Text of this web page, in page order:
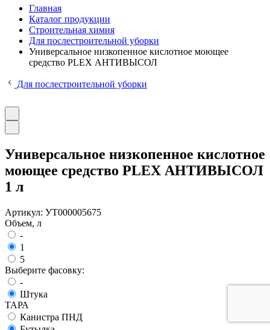
Главная
Каталог продукции
Строительная химия
Для послестроительной уборки
Универсальное низкопенное кислотное моющее
средство PLEX АНТИВЫСОЛ
Для послестроительной уборки
Универсальное низкопенное кислотное
моющее средство PLEX АНТИВЫСОЛ
1 л
Артикул: УТ000005675
Объем, л
-
1
5
Выберите фасовку:
-
Штука
ТАРА
Канистра ПНД